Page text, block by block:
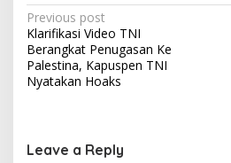
Post
navigation
Previous post
Klarifikasi Video TNI
Berangkat Penugasan Ke
Palestina, Kapuspen TNI
Nyatakan Hoaks
Leave a Reply